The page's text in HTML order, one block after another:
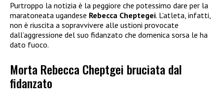
Purtroppo la notizia è la peggiore che potessimo dare per la
maratoneata ugandese Rebecca Cheptegei. L’atleta, infatti,
non è riuscita a sopravvivere alle ustioni provocate
dall’aggressione del suo fidanzato che domenica sorsa le ha
dato fuoco.
Morta Rebecca Cheptgei bruciata dal
fidanzato